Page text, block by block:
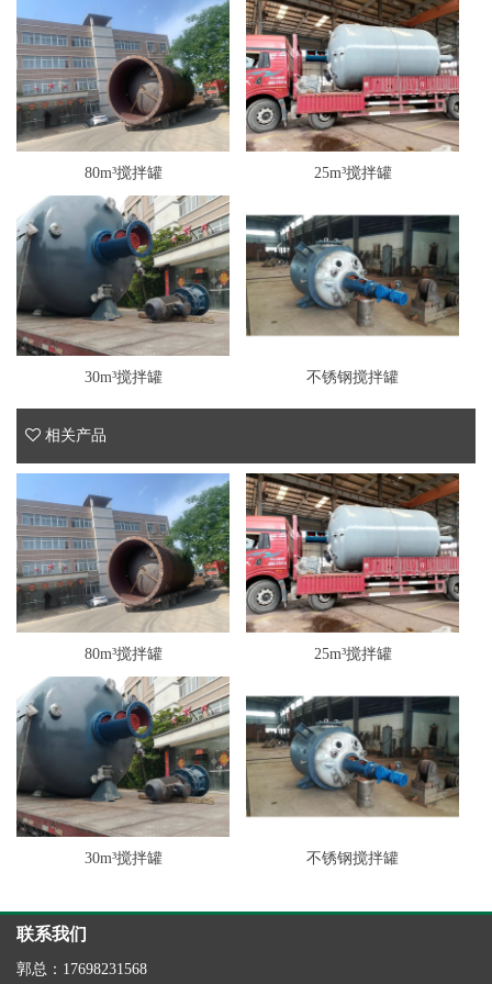
80m³搅拌罐 25m³搅拌罐
30m³搅拌罐 不锈钢搅拌罐
相关产品
80m³搅拌罐 25m³搅拌罐
30m³搅拌罐 不锈钢搅拌罐
联系我们
郭总：17698231568